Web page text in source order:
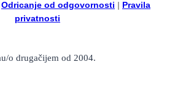
Odricanje od odgovornosti | Pravila
privatnosti
o drugačijem od 2004.